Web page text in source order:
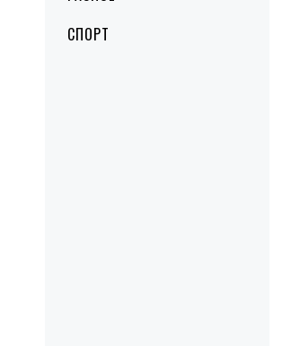
СПОРТ